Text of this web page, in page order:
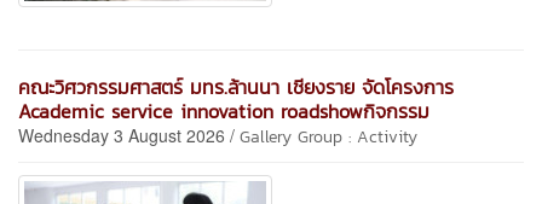
คณะวิศวกรรมศาสตร์ มทร.ล้านนา เชียงราย จัดโครงการ
Academic service innovation roadshowกิจกรรม
Wednesday 3 August 2026 / Gallery Group : Activity